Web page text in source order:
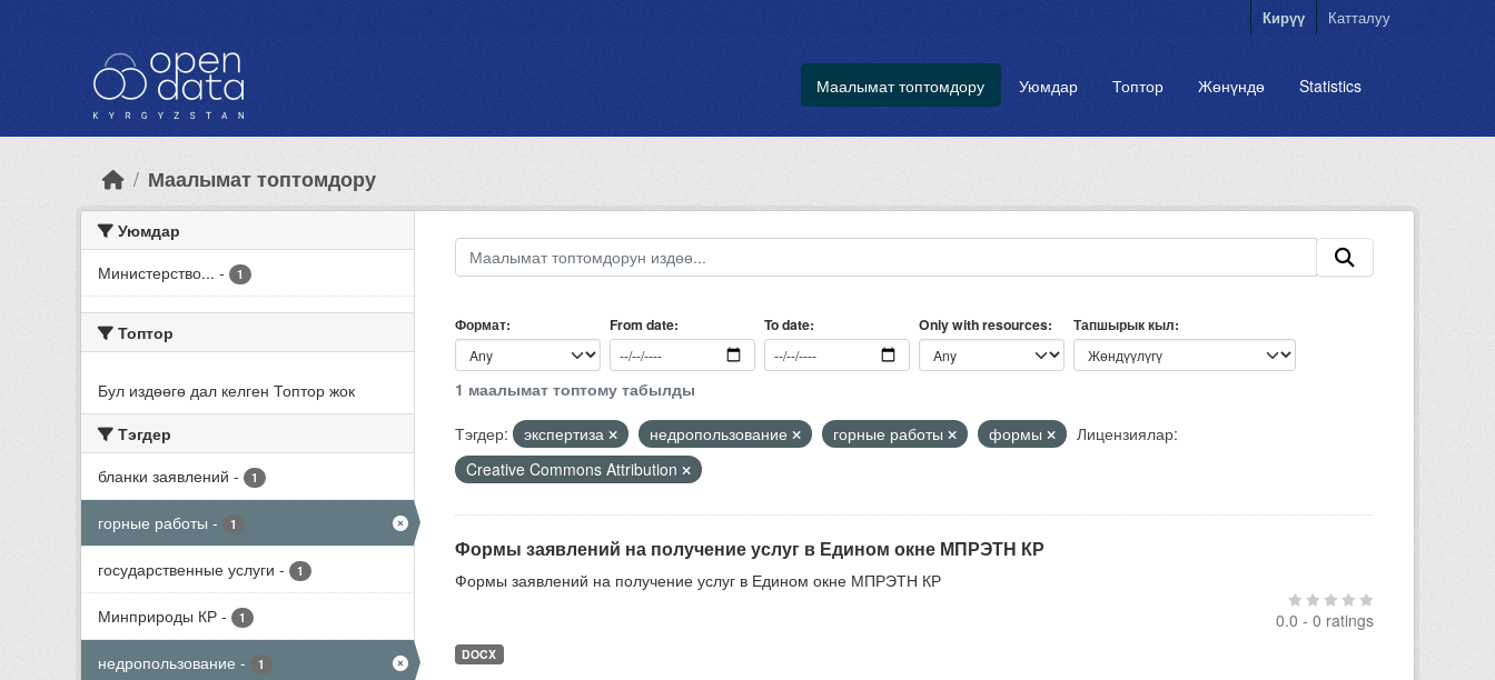
Кирүү Катталуу
Маалымат топтомдору Уюмдар Топтор Жөнүндө Statistics
Маалымат топтомдору
Уюмдар
Министерство... - 1
Топтор
Бул издөөгө дал келген Топтор жок
Тэгдер
бланки заявлений - 1
горные работы - 1
государственные услуги - 1
Минприроды КР - 1
недропользование - 1
Формат From date To date Only with resources Тапшырык кыл
1 маалымат топтому табылды
Тэгдер:
экспертиза недропользование горные работы формы
Лицензиялар:
Creative Commons Attribution
Формы заявлений на получение услуг в Едином окне МПРЭТН КР
Формы заявлений на получение услуг в Едином окне МПРЭТН КР
0.0 - 0 ratings
DOCX